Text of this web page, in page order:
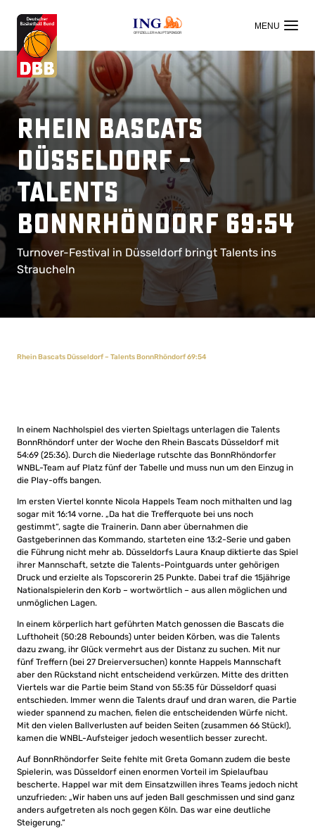
OFFIZIELLER HAUPTSPONSOR
Rhein Bascats
Düsseldorf –
Talents
BonnRhöndorf 69:54
Turnover-Festival in Düsseldorf bringt Talents ins
Straucheln
Rhein Bascats Düsseldorf – Talents BonnRhöndorf 69:54
In einem Nachholspiel des vierten Spieltags unterlagen die Talents
BonnRhöndorf unter der Woche den Rhein Bascats Düsseldorf mit
54:69 (25:36). Durch die Niederlage rutschte das BonnRhöndorfer
WNBL-Team auf Platz fünf der Tabelle und muss nun um den Einzug in
die Play-offs bangen.
Im ersten Viertel konnte Nicola Happels Team noch mithalten und lag
sogar mit 16:14 vorne. „Da hat die Trefferquote bei uns noch
gestimmt“, sagte die Trainerin. Dann aber übernahmen die
Gastgeberinnen das Kommando, starteten eine 13:2-Serie und gaben
die Führung nicht mehr ab. Düsseldorfs Laura Knaup diktierte das Spiel
ihrer Mannschaft, setzte die Talents-Pointguards unter gehörigen
Druck und erzielte als Topscorerin 25 Punkte. Dabei traf die 15jährige
Nationalspielerin den Korb – wortwörtlich – aus allen möglichen und
unmöglichen Lagen.
In einem körperlich hart geführten Match genossen die Bascats die
Lufthoheit (50:28 Rebounds) unter beiden Körben, was die Talents
dazu zwang, ihr Glück vermehrt aus der Distanz zu suchen. Mit nur
fünf Treffern (bei 27 Dreierversuchen) konnte Happels Mannschaft
aber den Rückstand nicht entscheidend verkürzen. Mitte des dritten
Viertels war die Partie beim Stand von 55:35 für Düsseldorf quasi
entschieden. Immer wenn die Talents drauf und dran waren, die Partie
wieder spannend zu machen, fielen die entscheidenden Würfe nicht.
Mit den vielen Ballverlusten auf beiden Seiten (zusammen 66 Stück!),
kamen die WNBL-Aufsteiger jedoch wesentlich besser zurecht.
Auf BonnRhöndorfer Seite fehlte mit Greta Gomann zudem die beste
Spielerin, was Düsseldorf einen enormen Vorteil im Spielaufbau
bescherte. Happel war mit dem Einsatzwillen ihres Teams jedoch nicht
unzufrieden: „Wir haben uns auf jeden Ball geschmissen und sind ganz
anders aufgetreten als noch gegen Köln. Das war eine deutliche
Steigerung.“